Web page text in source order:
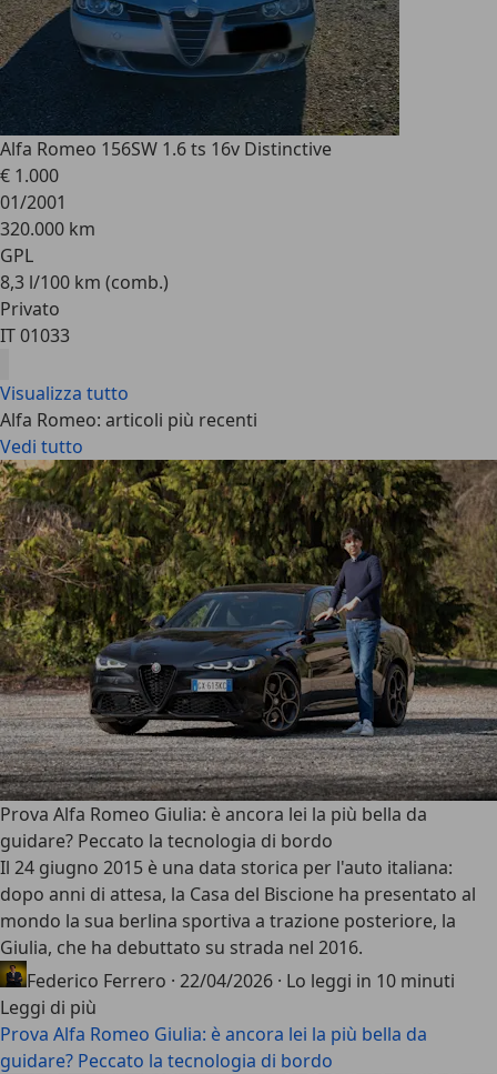
Alfa Romeo 156SW 1.6 ts 16v Distinctive
€ 1.000
01/2001
320.000 km
GPL
8,3 l/100 km (comb.)
Privato
IT 01033
Visualizza tutto
Alfa Romeo: articoli più recenti
Vedi tutto
Prova Alfa Romeo Giulia: è ancora lei la più bella da
guidare? Peccato la tecnologia di bordo
Il 24 giugno 2015 è una data storica per l'auto italiana:
dopo anni di attesa, la Casa del Biscione ha presentato al
mondo la sua berlina sportiva a trazione posteriore, la
Giulia, che ha debuttato su strada nel 2016.
Federico Ferrero · 22/04/2026 · Lo leggi in 10 minuti
Leggi di più
Prova Alfa Romeo Giulia: è ancora lei la più bella da
guidare? Peccato la tecnologia di bordo